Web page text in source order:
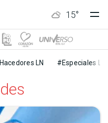
15°
LN #Especiales LN